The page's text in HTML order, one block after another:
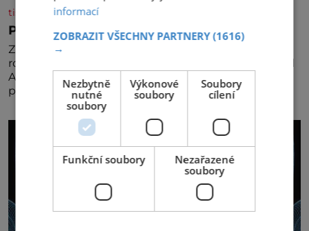
tisicereceptu.cz
Pravá irská káva
Za jejího tvůrce je považován Joe Sharidan, když v
roce 1943 u letiště irského města Foynes obsluhoval
Američany, kteří kvůli špatnému počasí nemohli
pokračovat v cestě. Povzbudil je tehdy kávou,
informací
ZOBRAZIT VŠECHNY PARTNERY(1616)
→
Nezbytně
nutné
soubory
Výkonové
soubory
Soubory
cílení
Funkční soubory
Nezařazené
soubory